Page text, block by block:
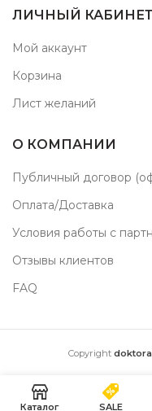
ЛИЧНЫЙ КАБИНЕТ
Мой аккаунт
Корзина
Лист желаний
О КОМПАНИИ
Публичный договор
Оплата/Доставка
Условия работы с
Отзывы клиентов
FAQ
Copyright
Каталог SALE